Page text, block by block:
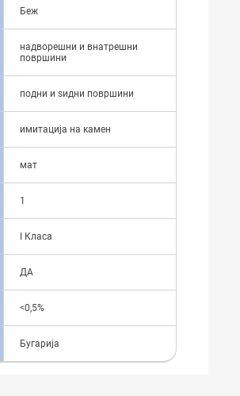
Беж
надворешни и внатрешни
површини
подни и ѕидни површини
имитација на камен
мат
1
I Класа
ДА
<0,5%
Бугарија